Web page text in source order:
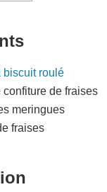
biscuit roulé
confiture de fraises
meringues
fraises